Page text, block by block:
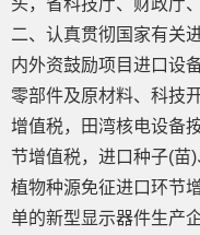
头，省科技厅、财政厅
二、认真贯彻国家有关
内外资鼓励项目进口设
零部件及原材料、科技
增值税，田湾核电设备
节增值税，进口种子(苗
植物种源免征进口环节
单的新型显示器件生产